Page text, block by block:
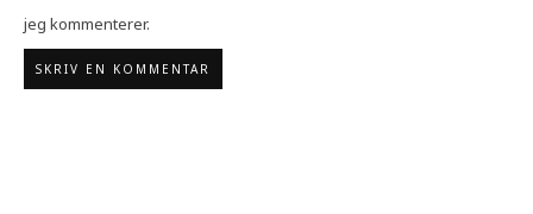
jeg kommenterer.